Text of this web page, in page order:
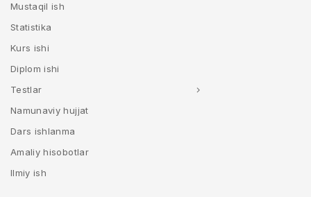
Mustaqil ish
Statistika
Kurs ishi
Diplom ishi
Testlar
Namunaviy hujjat
Dars ishlanma
Amaliy hisobotlar
Ilmiy ish